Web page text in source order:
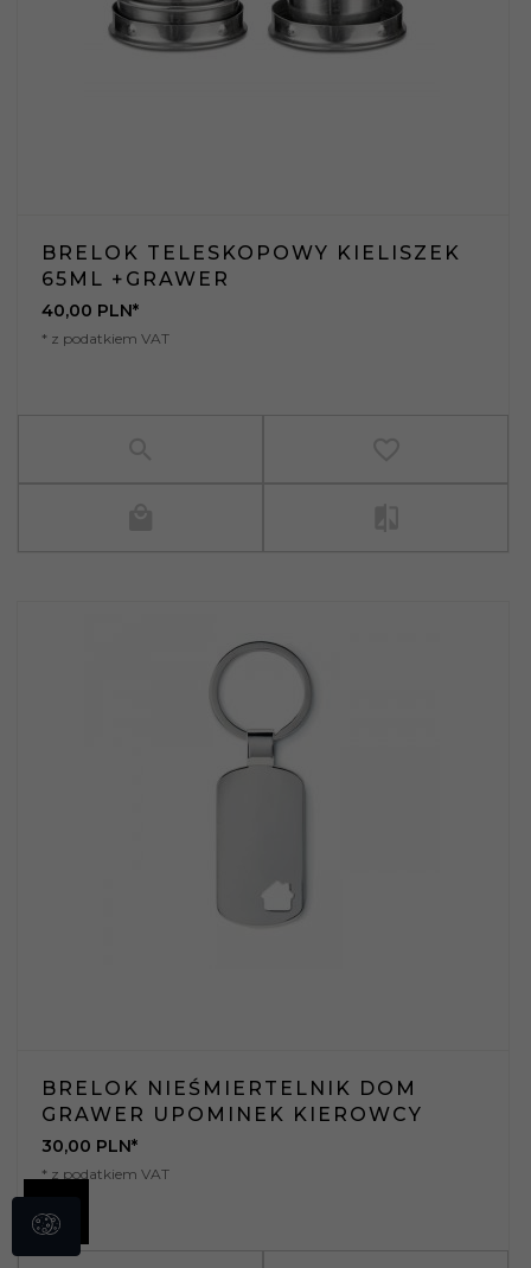
BRELOK TELESKOPOWY KIELISZEK
65ML +GRAWER
40,00 PLN*
* z podatkiem VAT
BRELOK NIEŚMIERTELNIK DOM
GRAWER UPOMINEK KIEROWCY
30,00 PLN*
* z podatkiem VAT